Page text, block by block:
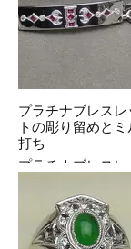
プラチナブレスレ
トの彫り留めとミ
打ち
プラチナブレスレ